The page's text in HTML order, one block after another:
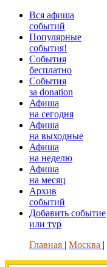
Вся афиша
событий
Популярные
события!
События
бесплатно
События
за donation
Афиша
на сегодня
Афиша
на выходные
Афиша
на неделю
Афиша
на месяц
Архив
событий
Добавить событие
или тур
Главная
Москва